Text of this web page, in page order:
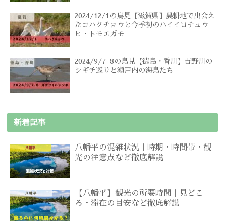
2024/12/1の鳥見【滋賀県】農耕地で出会え
たコハクチョウと今季初のハイイロチュウ
ヒ・トモエガモ
2024/9/7-8の鳥見【徳島・香川】吉野川の
シギチ巡りと瀬戸内の海鳥たち
新着記事
八幡平の混雑状況｜時期・時間帯・観
光の注意点など徹底解説
【八幡平】観光の所要時間｜見どこ
ろ・滞在の目安など徹底解説